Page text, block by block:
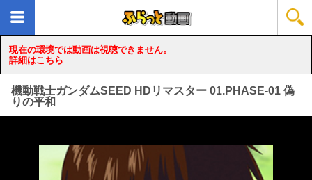
現在の環境では動画は視聴できません。
詳細はこちら
機動戦士ガンダムSEED HDリマスター 01.PHASE-01 偽
りの平和